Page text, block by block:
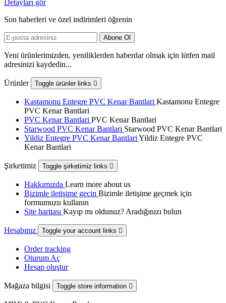
Detayları gör
Son haberleri ve özel indirimleri öğrenin
Yeni ürünlerimizden, yeniliklerden haberdar olmak için lütfen mail
adresinizi kaydedin...
Ürünler Toggle ürünler links 
Kastamonu Entegre PVC Kenar Bantlari Kastamonu Entegre
PVC Kenar Bantlari
PVC Kenar Bantlari PVC Kenar Bantlari
Starwood PVC Kenar Bantlari Starwood PVC Kenar Bantlari
Yildiz Entegre PVC Kenar Bantlari Yildiz Entegre PVC
Kenar Bantlari
Şirketimiz Toggle şirketimiz links 
Hakkımızda Learn more about us
Bizimle iletişime geçin Bizimle iletişime geçmek için
formumuzu kullanın
Site haritası Kayıp mı oldunuz? Aradığınızı bulun
Hesabınız Toggle your account links 
Order tracking
Oturum Aç
Hesap oluştur
Mağaza bilgisi Toggle store information 